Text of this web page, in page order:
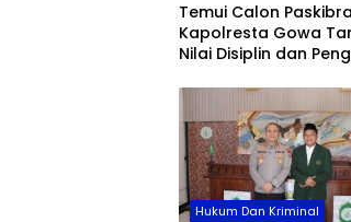
Temui Calon
Kapolresta Gowa
Nilai Disiplin dan
Hukum Dan Kriminal